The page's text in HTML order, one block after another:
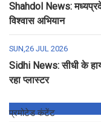
Shahdol News:
विश्वास अभियान
SUN,26 JUL 2026
Sidhi News: सीधी के
रहा प्लास्टर